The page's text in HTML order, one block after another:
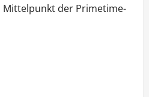
Mittelpunkt der Primetime-